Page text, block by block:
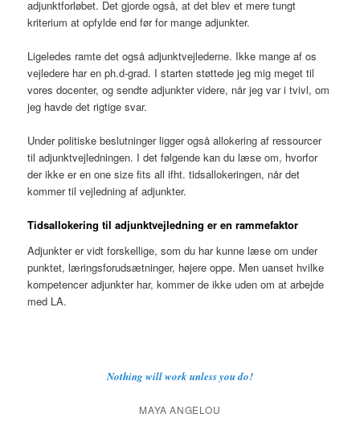
adjunktforløbet. Det gjorde også, at det blev et mere tungt
kriterium at opfylde end før for mange adjunkter.
Ligeledes ramte det også adjunktvejlederne. Ikke mange af os
vejledere har en ph.d-grad. I starten støttede jeg mig meget til
vores docenter, og sendte adjunkter videre, når jeg var i tvivl, om
jeg havde det rigtige svar.
Under politiske beslutninger ligger også allokering af ressourcer
til adjunktvejledningen. I det følgende kan du læse om, hvorfor
der ikke er en one size fits all ifht. tidsallokeringen, når det
kommer til vejledning af adjunkter.
Tidsallokering til adjunktvejledning er en rammefaktor
Adjunkter er vidt forskellige, som du har kunne læse om under
punktet, læringsforudsætninger, højere oppe. Men uanset hvilke
kompetencer adjunkter har, kommer de ikke uden om at arbejde
med LA.
Nothing willwork unless you do!
MAYA ANGELOU